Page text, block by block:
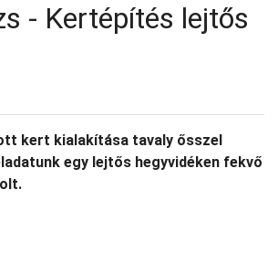
- Kertépítés lejtős
kert kialakítása tavaly ősszel
egy lejtős hegyvidéken fekvő